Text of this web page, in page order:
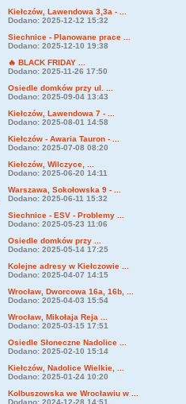
Kiełczów, Lawendowa 3,3a - ...
Dodano: 2025-12-12 15:32
Siechnice - Planowane prace ...
Dodano: 2025-12-10 19:38
🔥 BLACK FRIDAY ...
Dodano: 2025-11-26 17:50
Osiedle domków przy ul. ...
Dodano: 2025-09-04 13:43
Kiełczów, Lawendowa 7 - ...
Dodano: 2025-08-01 14:58
Kiełczów - Awaria Tauron - ...
Dodano: 2025-07-08 08:20
Kiełczów, Wilczyce, ...
Dodano: 2025-06-20 14:11
Warszawa, Sokołowska 9 - ...
Dodano: 2025-06-11 15:32
Siechnice - ESV - Problemy ...
Dodano: 2025-05-23 11:06
Osiedle domków przy ...
Dodano: 2025-05-14 17:25
Kolejne adresy w Kiełczowie ...
Dodano: 2025-04-07 14:15
Wrocław, Dworcowa 16a, 16b, ...
Dodano: 2025-04-03 15:54
Wrocław, Mikołaja Reja ...
Dodano: 2025-03-15 17:51
Osiedle Słoneczne Nadolice ...
Dodano: 2025-02-10 15:14
Kiełczów, Nadolice Wielkie, ...
Dodano: 2025-01-24 10:20
Kolbuszowska we Wrocławiu w ...
Dodano: 2024-12-28 14:51